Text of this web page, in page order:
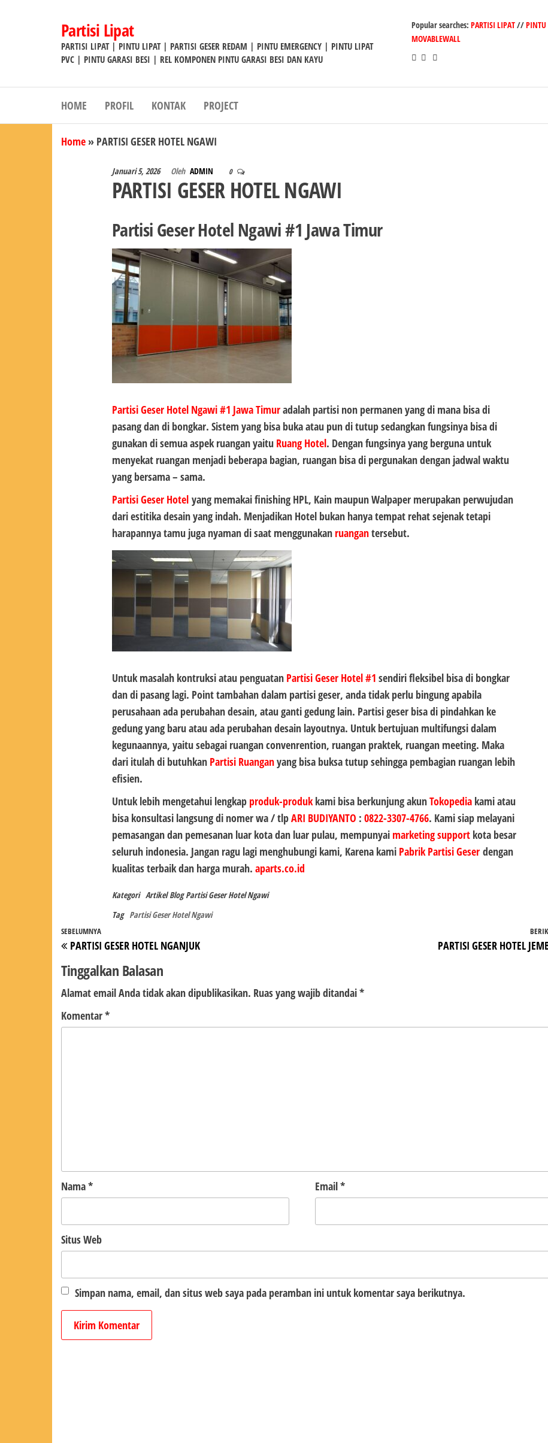
Partisi Lipat
PARTISI LIPAT | PINTU LIPAT | PARTISI GESER REDAM | PINTU EMERGENCY | PINTU LIPAT
PVC | PINTU GARASI BESI | REL KOMPONEN PINTU GARASI BESI DAN KAYU
Popular searches: PARTISI LIPAT//PINTU
MOVABLEWALL
HOME PROFIL KONTAK PROJECT
Home » PARTISI GESER HOTEL NGAWI
Januari 5, 2026 Oleh ADMIN 0
PARTISI GESER HOTEL NGAWI
Partisi Geser Hotel Ngawi #1 Jawa Timur
Partisi Geser Hotel Ngawi #1 Jawa Timuradalah partisi non permanen yang di mana bisa di
pasang dan di bongkar. Sistem yang bisa buka atau pun di tutup sedangkan fungsinya bisa di
gunakan di semua aspek ruangan yaitu Ruang Hotel. Dengan fungsinya yang berguna untuk
menyekat ruangan menjadi beberapa bagian, ruangan bisa di pergunakan dengan jadwal waktu
yang bersama – sama.
Partisi Geser Hotel yang memakai finishing HPL, Kain maupun Walpaper merupakan perwujudan
dari estitika desain yang indah. Menjadikan Hotel bukan hanya tempat rehat sejenak tetapi
harapannya tamu juga nyaman di saat menggunakan ruangantersebut.
Untuk masalah kontruksi atau penguatan Partisi Geser Hotel #1 sendiri fleksibel bisa di bongkar
dan di pasang lagi. Point tambahan dalam partisi geser, anda tidak perlu bingung apabila
perusahaan ada perubahan desain, atau ganti gedung lain. Partisi geser bisa di pindahkan ke
gedung yang baru atau ada perubahan desain layoutnya. Untuk bertujuan multifungsi dalam
kegunaannya, yaitu sebagai ruangan convenrention, ruangan praktek, ruangan meeting. Maka
dari itulah di butuhkan Partisi Ruanganyang bisa buksa tutup sehingga pembagian ruangan lebih
efisien.
Untuk lebih mengetahui lengkap produk-produkkami bisa berkunjung akunTokopediakami atau
bisa konsultasi langsung di nomer wa / tlpARI BUDIYANTO : 0822-3307-4766. Kami siap melayani
pemasangan dan pemesanan luar kota dan luar pulau, mempunyai marketing supportkota besar
seluruh indonesia. Jangan ragu lagi menghubungi kami, Karena kami Pabrik Partisi Geser dengan
kualitas terbaik dan harga murah. aparts.co.id
Kategori Artikel Blog Partisi Geser Hotel Ngawi
Tag Partisi Geser Hotel Ngawi
Navigasi
pos
Pos
Sebelumnya
SEBELUMNYA
PARTISI GESER HOTEL NGANJUK PARTISI GESER HOTEL
Tinggalkan Balasan
Alamat email Anda tidak akan dipublikasikan. Ruas yang wajib ditandai*
Komentar*
Nama* Email*
Situs Web
Simpan nama, email, dan situs web saya pada peramban ini untuk komentar saya berikutnya.